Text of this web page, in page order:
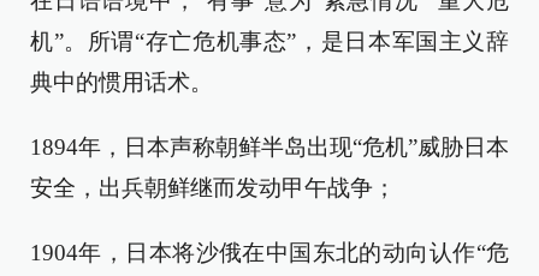
机”。所谓“存亡危机事态”，是日本军国主义辞
典中的惯用话术。
1894年，日本声称朝鲜半岛出现“危机”威胁日本
安全，出兵朝鲜继而发动甲午战争；
1904年，日本将沙俄在中国东北的动向认作“危